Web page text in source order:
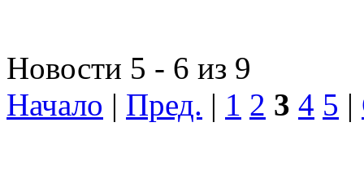
Новости 5 - 6 из 9
Начало | Пред. | 1 2 3 4 5 |